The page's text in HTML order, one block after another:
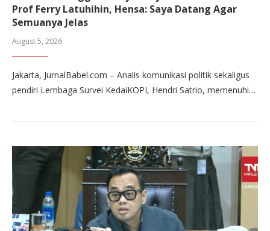
Prof Ferry Latuhihin, Hensa: Saya Datang Agar
Semuanya Jelas
August 5, 2026
Jakarta, JurnalBabel.com – Analis komunikasi politik sekaligus
pendiri Lembaga Survei KedaiKOPI, Hendri Satrio, memenuhi…